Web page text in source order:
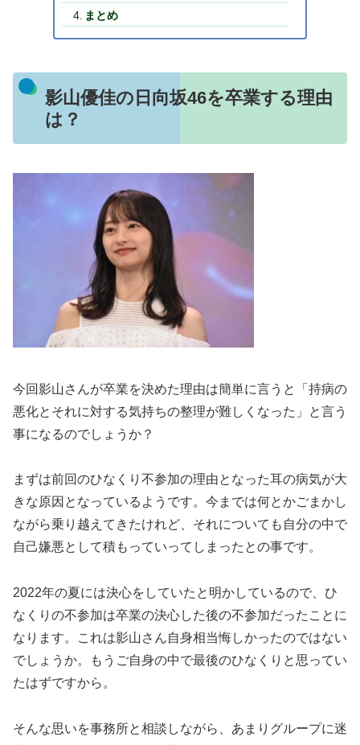
まとめ
影山優佳の日向坂46を卒業する理由
は？
今回影山さんが卒業を決めた理由は簡単に言うと「持病の
悪化とそれに対する気持ちの整理が難しくなった」と言う
事になるのでしょうか？
まずは前回のひなくり不参加の理由となった耳の病気が大
きな原因となっているようです。今までは何とかごまかし
ながら乗り越えてきたけれど、それについても自分の中で
自己嫌悪として積もっていってしまったとの事です。
2022年の夏には決心をしていたと明かしているので、ひ
なくりの不参加は卒業の決心した後の不参加だったことに
なります。これは影山さん自身相当悔しかったのではない
でしょうか。もうご自身の中で最後のひなくりと思ってい
たはずですから。
そんな思いを事務所と相談しながら、あまりグループに迷